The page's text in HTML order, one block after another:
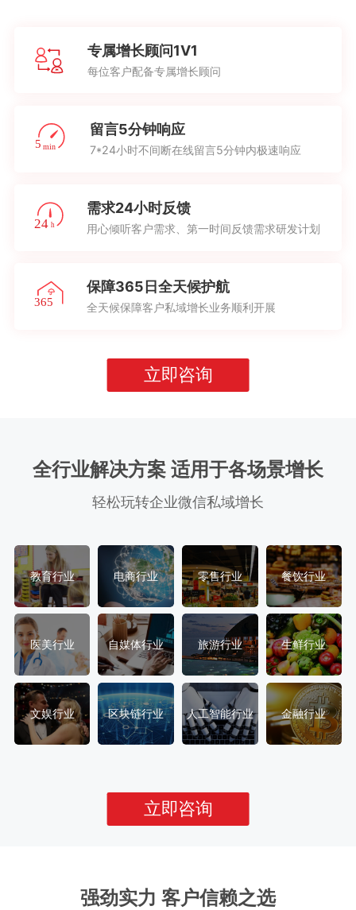
专属增长顾问1V1
每位客户配备专属增长顾问
留言5分钟响应
7*24小时不间断在线留言5分钟内极速响应
需求24小时反馈
用心倾听客户需求、第一时间反馈需求研发计划
保障365日全天候护航
全天候保障客户私域增长业务顺利开展
立即咨询
全行业解决方案 适用于各场景增长
轻松玩转企业微信私域增长
教育行业 电商行业 零售行业 餐饮行业
医美行业 自媒体行业 旅游行业 生鲜行业
文娱行业 区块链行业 人工智能行业 金融行业
立即咨询
强劲实力 客户信赖之选